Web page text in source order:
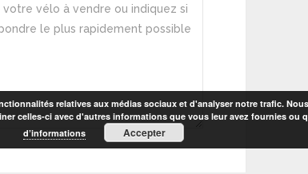
relatives aux médias sociaux et d'analyser notre trafic.
celles-ci avec d'autres informations que vous leur avez fournies
d’informations
Accepter